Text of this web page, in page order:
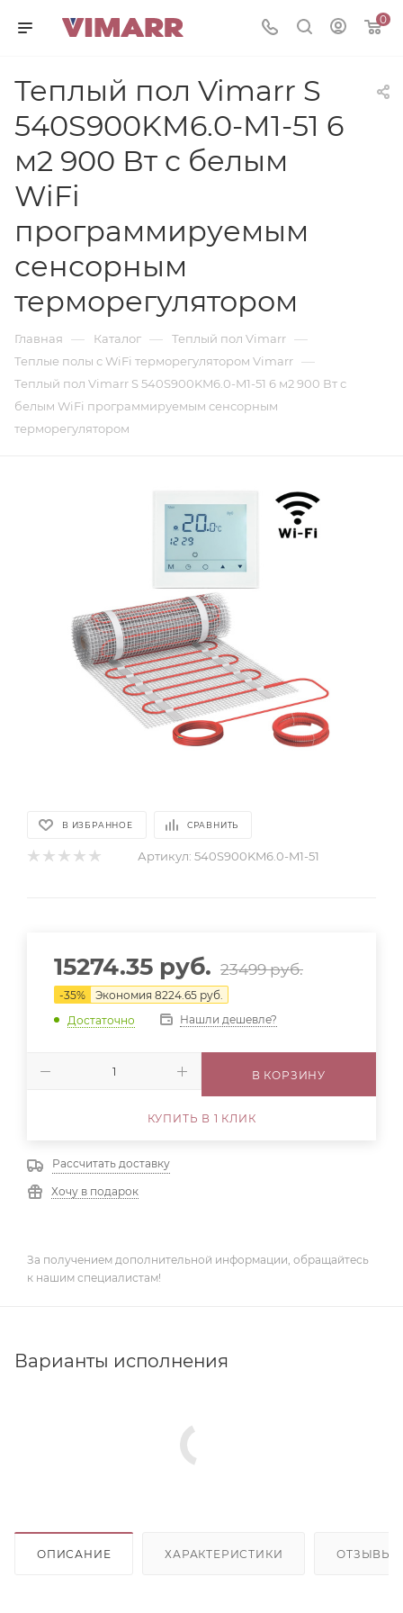
0
Теплый пол Vimarr S
540S900KM6.0-M1-51 6
м2 900 Вт с белым
WiFi
программируемым
сенсорным
терморегулятором
Главная — Каталог — Теплый пол Vimarr —
Теплые полы с WiFi терморегулятором Vimarr —
Теплый пол Vimarr S 540S900KM6.0-M1-51 6 м2 900 Вт с
белым WiFi программируемым сенсорным
терморегулятором
В ИЗБРАННОЕ СРАВНИТЬ
Артикул: 540S900KM6.0-M1-51
15274.35 руб. 23499руб.
-35% Экономия 8224.65 руб.
Достаточно
Нашли дешевле?
В КОРЗИНУ
КУПИТЬ В 1 КЛИК
Рассчитать доставку
Хочу в подарок
За получением дополнительной информации, обращайтесь
к нашим специалистам!
Варианты исполнения
ОПИСАНИЕ ХАРАКТЕРИСТИКИ ОТЗЫВЫ